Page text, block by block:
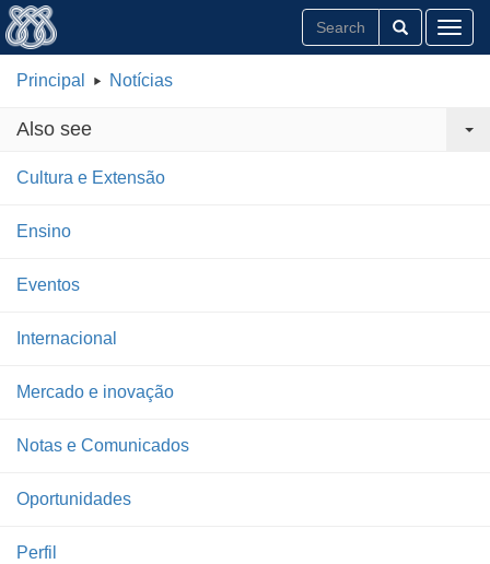
Principal Notícias
Also see
Cultura e Extensão
Ensino
Eventos
Internacional
Mercado e inovação
Notas e Comunicados
Oportunidades
Perfil